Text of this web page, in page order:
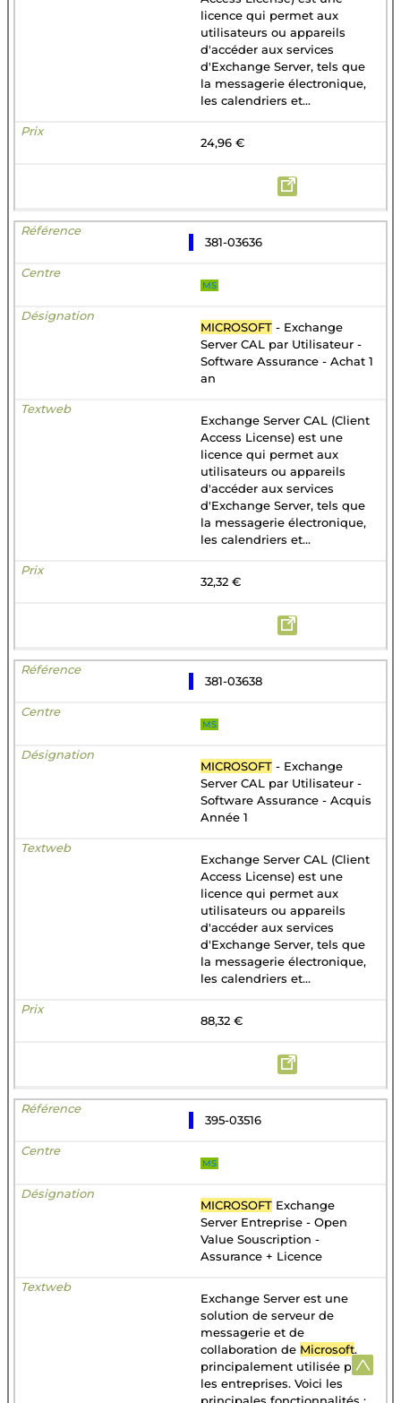
licence qui permet aux
utilisateurs ou appareils
d'accéder aux services
d'Exchange Server, tels que
la messagerie électronique,
les calendriers et...
24,96 €
381-03636
MS
MICROSOFT - Exchange
Server CAL par Utilisateur -
Software Assurance - Achat 1
an
Exchange Server CAL (Client
Access License) est une
licence qui permet aux
utilisateurs ou appareils
d'accéder aux services
d'Exchange Server, tels que
la messagerie électronique,
les calendriers et...
32,32 €
381-03638
MS
MICROSOFT - Exchange
Server CAL par Utilisateur -
Software Assurance - Acquis
Année 1
Exchange Server CAL (Client
Access License) est une
licence qui permet aux
utilisateurs ou appareils
d'accéder aux services
d'Exchange Server, tels que
la messagerie électronique,
les calendriers et...
88,32 €
395-03516
MS
MICROSOFT Exchange
Server Entreprise - Open
Value Souscription -
Assurance + Licence
Exchange Server est une
solution de serveur de
messagerie et de
collaboration de Microsoft,
principalement utilisée par
les entreprises. Voici les